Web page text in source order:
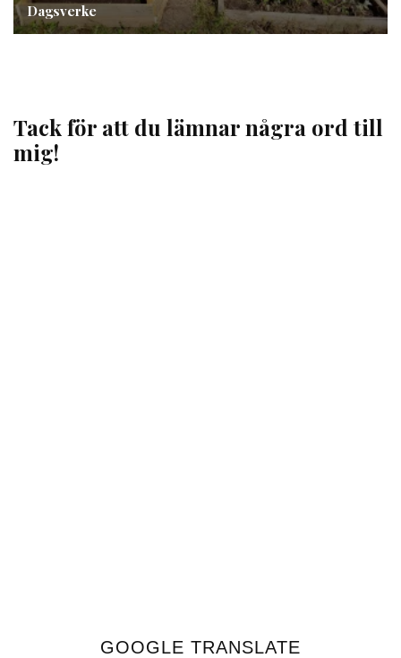
Dagsverke
Tack för att du lämnar några ord till
mig!
GOOGLE TRANSLATE